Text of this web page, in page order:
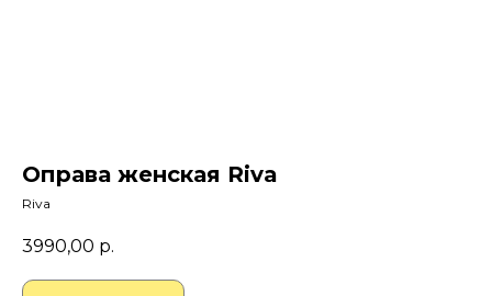
Оправа женская Riva
Riva
3990,00 р.